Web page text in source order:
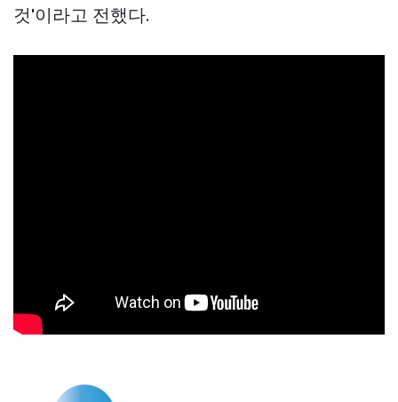
것'이라고 전했다.